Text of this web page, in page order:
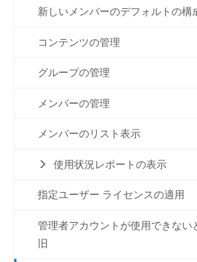
新しいメンバーのデフォルトの構
コンテンツの管理
グループの管理
メンバーの管理
メンバーのリスト表示
使用状況レポートの表示
指定ユーザー ライセンスの適用
管理者アカウントが使用できない
旧